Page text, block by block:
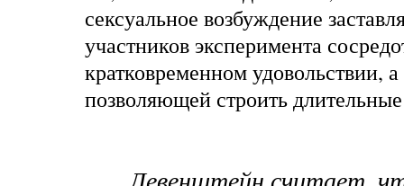
сексуальное возбуждение
участников эксперимента
кратковременном удовольствии,
позволяющей строить